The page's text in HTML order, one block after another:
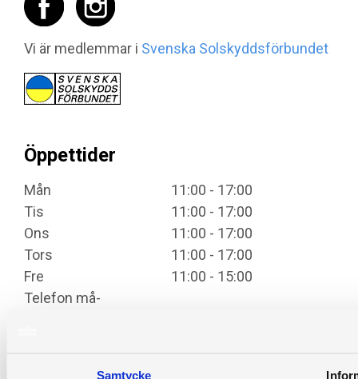
Samtycke
Vi är medlemmar i Svenska Solskyddsförbundet
Öppettider
Mån
11:00 - 17:00
Tis
11:00 - 17:00
Ons
11:00 - 17:00
Tors
11:00 - 17:00
Fre
11:00 - 15:00
Telefon må-